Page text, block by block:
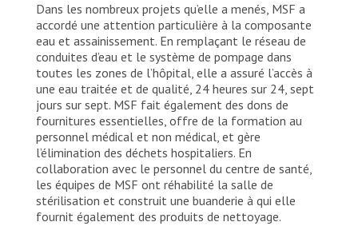
Dans les nombreux projets qu’elle a menés, MSF a
accordé une attention particulière à la composante
eau et assainissement. En remplaçant le réseau de
conduites d’eau et le système de pompage dans
toutes les zones de l’hôpital, elle a assuré l’accès à
une eau traitée et de qualité, 24 heures sur 24, sept
jours sur sept. MSF fait également des dons de
fournitures essentielles, offre de la formation au
personnel médical et non médical, et gère
l’élimination des déchets hospitaliers. En
collaboration avec le personnel du centre de santé,
les équipes de MSF ont réhabilité la salle de
stérilisation et construit une buanderie à qui elle
fournit également des produits de nettoyage.